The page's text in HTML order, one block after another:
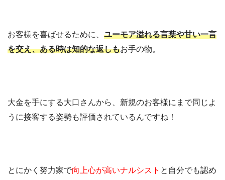
お客様を喜ばせるために、 ユーモア溢れる言葉や甘い一言
を交え、ある時は知的な返しもお手の物。
大金を手にする大口さんから、新規のお客様にまで同じよ
うに接客する姿勢も評価されているんですね！
とにかく努力家で向上心が高いナルシスト と自分でも認め